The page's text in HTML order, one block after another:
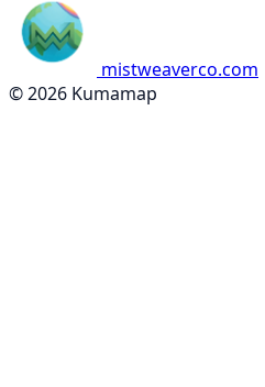
mistweaverco.com
© 2026 Kumamap